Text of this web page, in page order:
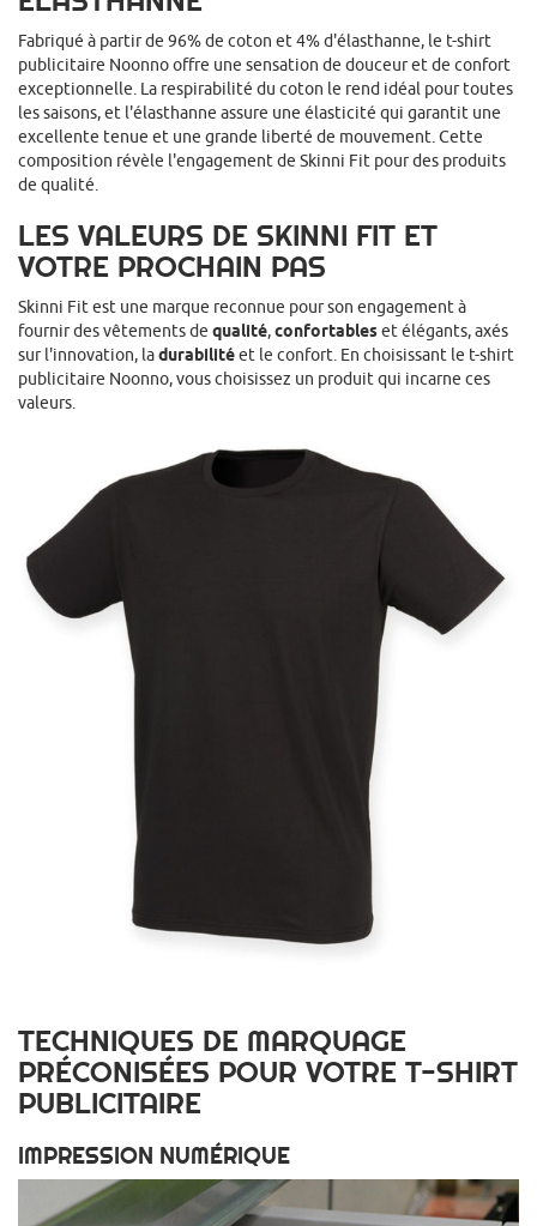
Fabriqué à partir de 96% de coton et 4% d'élasthanne, le t-shirt
publicitaire Noonno offre une sensation de douceur et de confort
exceptionnelle. La respirabilité du coton le rend idéal pour toutes
les saisons, et l'élasthanne assure une élasticité qui garantit une
excellente tenue et une grande liberté de mouvement. Cette
composition révèle l'engagement de Skinni Fit pour des produits
de qualité.
LES VALEURS DE SKINNI FIT ET
VOTRE PROCHAIN PAS
Skinni Fit est une marque reconnue pour son engagement à
fournir des vêtements de qualité,confortableset élégants, axés
sur l'innovation, ladurabilitéet le confort. En choisissant le t-shirt
publicitaire Noonno, vous choisissez un produit qui incarne ces
valeurs.
TECHNIQUES DE MARQUAGE
PRÉCONISÉES POUR VOTRE T-SHIRT
PUBLICITAIRE
IMPRESSION NUMÉRIQUE